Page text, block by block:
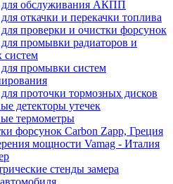
для обслуживания АКПП
откачки и перекачки топлива
проверки и очистки форсунок
промывки радиаторов и
систем
промывки систем
проточки тормозных дисков
детекторы утечек
термометры
форсунок Carbon Zapp, Греция
мощности Vamag - Италия
стенды замера